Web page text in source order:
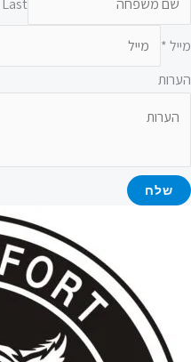
Last
מייל*
הערות
שלח